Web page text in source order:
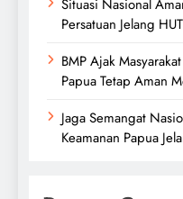
Situasi Nasional
Persatuan Jelang
BMP Ajak
Papua Tetap Aman
Jaga Semangat
Keamanan Papua